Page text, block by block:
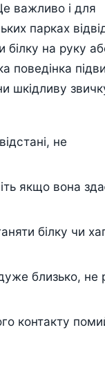
важливо і для
парках
білку на руку
поведінка
шкідливу
не
якщо вона
білку чи
близько, не
контакту